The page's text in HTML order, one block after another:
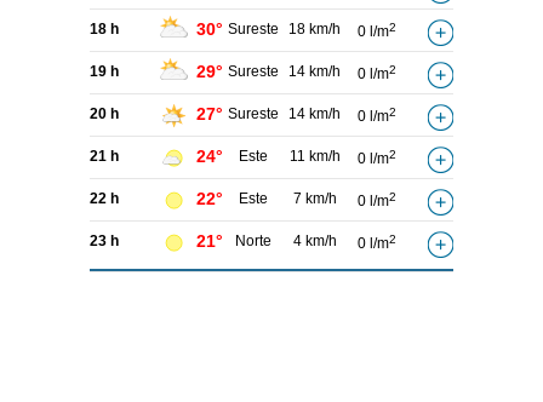
18 h 30° Sureste 18 km/h 0 l/m2
19 h 29° Sureste 14 km/h 0 l/m2
20 h 27° Sureste 14 km/h 0 l/m2
21 h 24° Este 11 km/h 0 l/m2
22 h 22° Este 7 km/h 0 l/m2
23 h 21° Norte 4 km/h 0 l/m2